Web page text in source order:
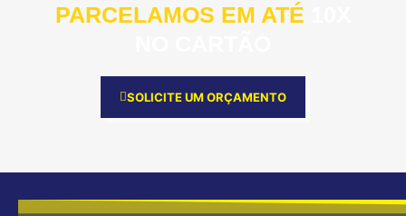
PARCELAMOS EM ATÉ
SOLICITE UM ORÇAMENTO